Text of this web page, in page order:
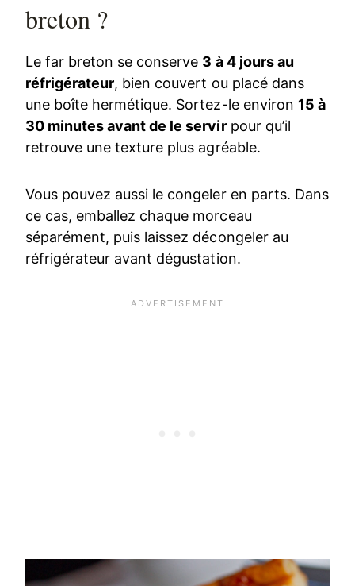
breton ?
Le far breton se conserve 3 à 4 jours au
réfrigérateur, bien couvert ou placé dans
une boîte hermétique. Sortez-le environ 15 à
30 minutes avant de le servirpour qu’il
retrouve une texture plus agréable.
Vous pouvez aussi le congeler en parts. Dans
ce cas, emballez chaque morceau
séparément, puis laissez décongeler au
réfrigérateur avant dégustation.